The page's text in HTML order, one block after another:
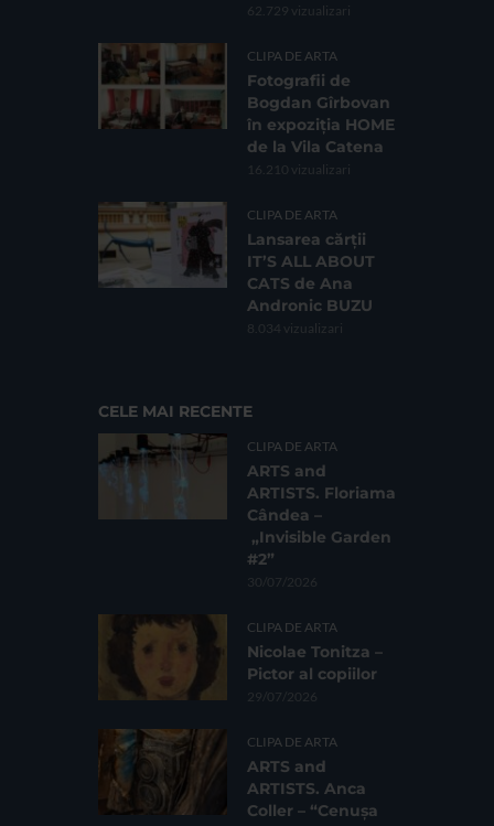
62.729 vizualizari
CLIPA DE ARTA
Fotografii de
Bogdan Gîrbovan
în expoziția HOME
de la Vila Catena
16.210 vizualizari
CLIPA DE ARTA
Lansarea cărții
IT’S ALL ABOUT
CATS de Ana
Andronic BUZU
8.034 vizualizari
CELE MAI RECENTE
CLIPA DE ARTA
ARTS and
ARTISTS. Floriama
Cândea –
„Invisible Garden
#2”
30/07/2026
CLIPA DE ARTA
Nicolae Tonitza –
Pictor al copiilor
29/07/2026
CLIPA DE ARTA
ARTS and
ARTISTS. Anca
Coller – “Cenușa